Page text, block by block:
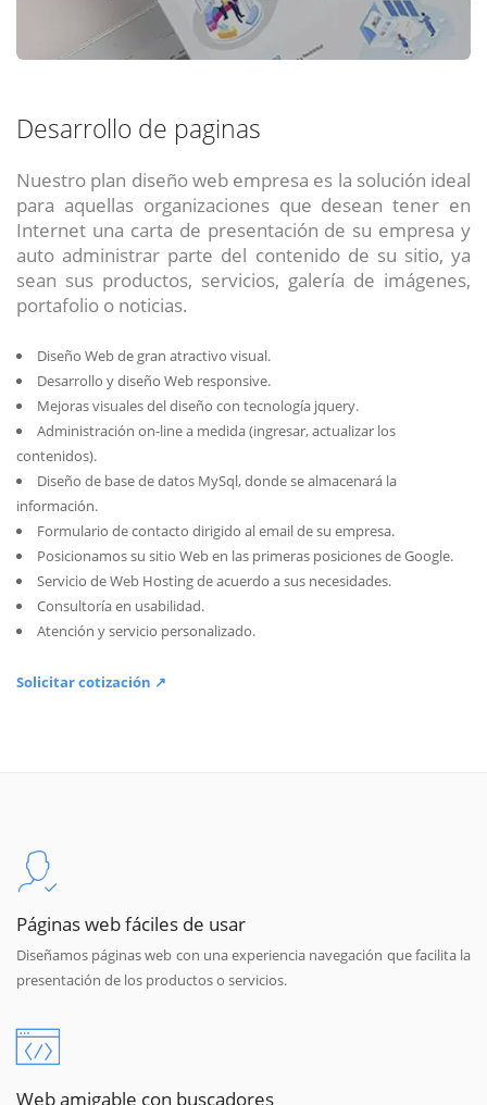
Desarrollo de paginas
Nuestro plan diseño web empresa es la solución ideal
para aquellas organizaciones que desean tener en
Internet una carta de presentación de su empresa y
auto administrar parte del contenido de su sitio, ya
sean sus productos, servicios, galería de imágenes,
portafolio o noticias.
Diseño Web de gran atractivo visual.
Desarrollo y diseño Web responsive.
Mejoras visuales del diseño con tecnología jquery.
Administración on-line a medida (ingresar, actualizar los
contenidos).
Diseño de base de datos MySql, donde se almacenará la
información.
Formulario de contacto dirigido al email de su empresa.
Posicionamos su sitio Web en las primeras posiciones de Google.
Servicio de Web Hosting de acuerdo a sus necesidades.
Consultoría en usabilidad.
Atención y servicio personalizado.
Solicitar cotización ↗
Páginas web fáciles de usar
Diseñamos páginas web con una experiencia navegación que facilita la
presentación de los productos o servicios.
Web amigable con buscadores